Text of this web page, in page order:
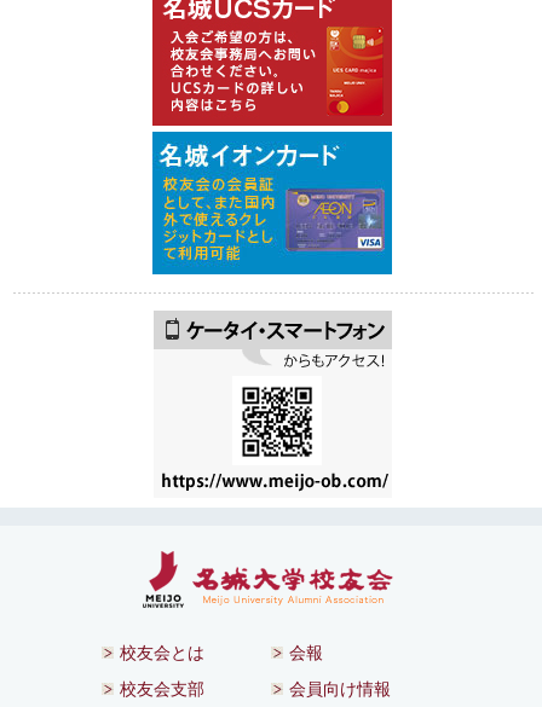
校友会とは
会報
校友会支部
会員向け情報